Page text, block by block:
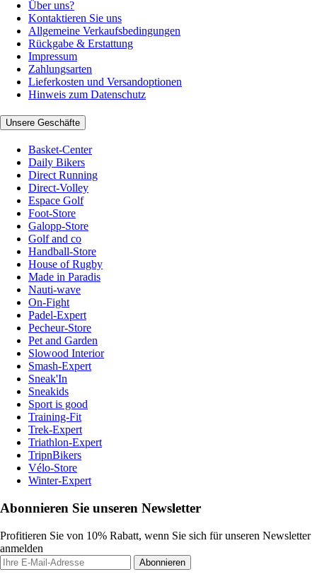
Über uns?
Kontaktieren Sie uns
Allgemeine Verkaufsbedingungen
Rückgabe & Erstattung
Impressum
Zahlungsarten
Lieferkosten und Versandoptionen
Hinweis zum Datenschutz
Unsere Geschäfte
Basket-Center
Daily Bikers
Direct Running
Direct-Volley
Espace Golf
Foot-Store
Galopp-Store
Golf and co
Handball-Store
House of Rugby
Made in Paradis
Nauti-wave
On-Fight
Padel-Expert
Pecheur-Store
Pet and Garden
Slowood Interior
Smash-Expert
Sneak'In
Sneakids
Sport is good
Training-Fit
Trek-Expert
Triathlon-Expert
TripnBikers
Vélo-Store
Winter-Expert
Abonnieren Sie unseren Newsletter
Profitieren Sie von 10% Rabatt, wenn Sie sich für unseren Newsletter
anmelden
Abonnieren